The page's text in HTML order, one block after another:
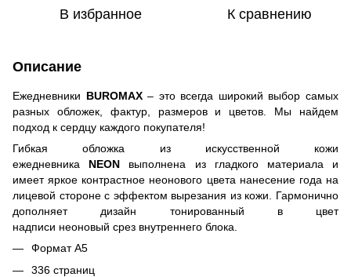
В избранное К сравнению
Описание
Ежедневники BUROMAX– это всегда широкий выбор самых
разных обложек, фактур, размеров и цветов. Мы найдем
подход к сердцу каждого покупателя!
Гибкая обложка из искусственной кожи
ежедневника NEON
выполнена из гладкого материала и
имеет яркое контрастное неонового цвета нанесение года на
лицевой стороне с эффектом вырезания из кожи. Гармонично
дополняет дизайн тонированный в цвет
надписи неоновый срез внутреннего блока.
Формат А5
336 страниц